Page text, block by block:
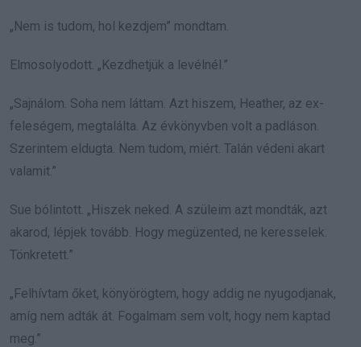
„Nem is tudom, hol kezdjem” mondtam.
Elmosolyodott. „Kezdhetjük a levélnél.”
„Sajnálom. Soha nem láttam. Azt hiszem, Heather, az ex-
feleségem, megtalálta. Az évkönyvben volt a padláson.
Szerintem eldugta. Nem tudom, miért. Talán védeni akart
valamit.”
Sue bólintott. „Hiszek neked. A szüleim azt mondták, azt
akarod, lépjek tovább. Hogy megüzented, ne keresselek.
Tönkretett.”
„Felhívtam őket, könyörögtem, hogy addig ne nyugodjanak,
amíg nem adták át. Fogalmam sem volt, hogy nem kaptad
meg.”